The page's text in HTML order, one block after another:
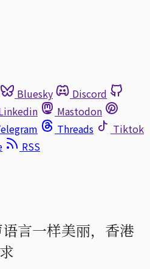
Bluesky
Discord
Mastodon
Threads
Tiktok
RSS
言一样美丽，香港